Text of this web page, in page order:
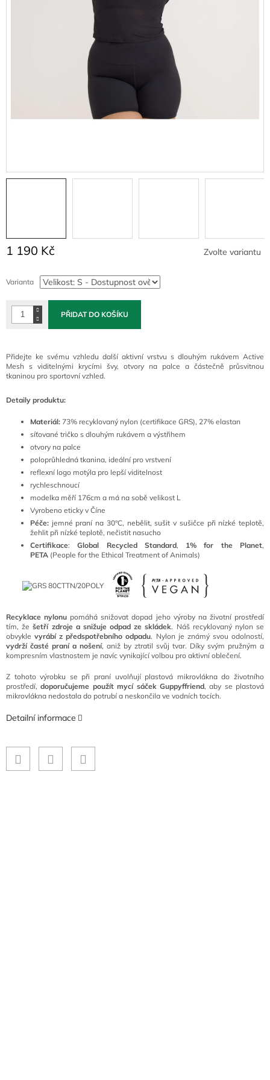
1 190 Kč
cena:
Zvolte variantu
Varianta
PŘIDAT DO KOŠÍKU
Přidejte ke svému vzhledu další aktivní vrstvu s dlouhým rukávem Active
Mesh s viditelnými krycími švy, otvory na palce a částečně průsvitnou
tkaninou pro sportovní vzhled.
Detaily produktu:
Materiál: 73% recyklovaný nylon (certifikace GRS), 27% elastan
síťované tričko s dlouhým rukávem a výstřihem
otvory na palce
poloprůhledná tkanina, ideální pro vrstvení
reflexní logo motýla pro lepší viditelnost
rychleschnoucí
modelka měří 176cm a má na sobě velikost L
Vyrobeno eticky v Číne
Péče: jemné praní na 30°C, nebělit, sušit v sušičce při nízké teplotě,
žehlit při nízké teplotě, nečistit nasucho
Certifikace:Global Recycled Standard, 1% for the Planet,
PETA (People for the Ethical Treatment of Animals)
Recyklace nylonu pomáhá snižovat dopad jeho výroby na životní prostředí
tím, žešetří zdroje a snižuje odpad ze skládek. Náš recyklovaný nylon se
obvykle vyrábí z předspotřebního odpadu. Nylon je známý svou odolností,
vydrží časté praní a nošení, aniž by ztratil svůj tvar. Díky svým pružným a
kompresním vlastnostem je navíc vynikající volbou pro aktivní oblečení.
Z tohoto výrobku se při praní uvolňují plastová mikrovlákna do životního
prostředí,doporučujeme použít mycí sáček Guppyffriend, aby se plastová
mikrovlákna nedostala do potrubí a neskončila ve vodních tocích.
Detailní informace